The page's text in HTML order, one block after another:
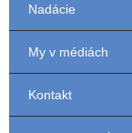
Nadácie
My v médiách
Kontakt